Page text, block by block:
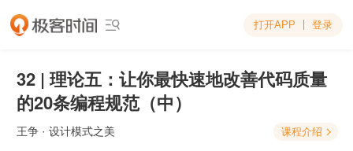
 打开APP 登录
32 | 理论五：让你最快速地改善代码质量
的20条编程规范（中）
王争 · 设计模式之美 课程介绍 